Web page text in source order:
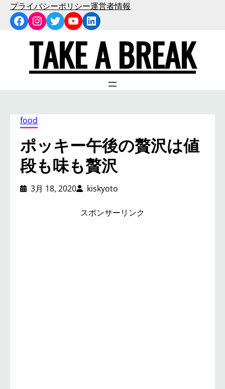
プライバシーポリシー運営者情報
Facebook
Instagram
Twitter
YouTube
LinkedIn
TAKE A BREAK
food
ポッキー午後の贅沢は値
段も味も贅沢
3月 18, 2020 kiskyoto
スポンサーリンク